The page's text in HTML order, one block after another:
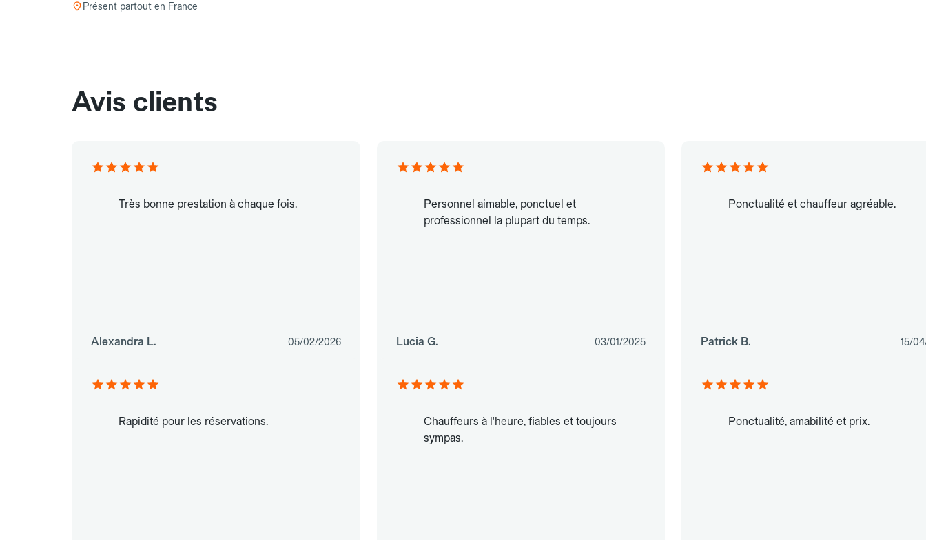
Présent partout en France
Avis clients
Très bonne prestation à chaque fois.
Alexandra L. 05/02/2026
Personnel aimable, ponctuel et
professionnel la plupart du temps.
Lucia G. 03/01/2025
Ponctualité et chauffeur agréable.
Patrick B. 15/
Rapidité pour les réservations.
Chauffeurs à l'heure, fiables et toujours
sympas.
Ponctualité, amabilité et prix.